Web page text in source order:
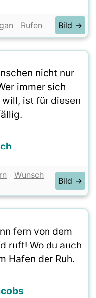
Rufen Bild →
nicht nur
immer sich
ist für diesen
Wunsch
Bild →
fern von dem
ruft! Wo du auch
Hafen der Ruh.